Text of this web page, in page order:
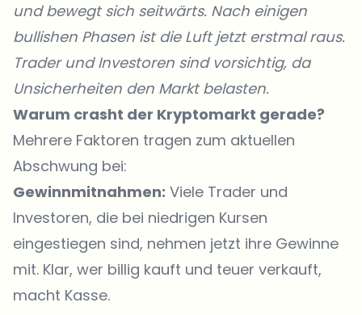
und bewegt sich seitwärts. Nach einigen
bullishen Phasen ist die Luft jetzt erstmal raus.
Trader und Investoren sind vorsichtig, da
Unsicherheiten den Markt belasten.
Warum crasht der Kryptomarkt gerade?
Mehrere Faktoren tragen zum aktuellen
Abschwung bei:
Gewinnmitnahmen: Viele Trader und
Investoren, die bei niedrigen Kursen
eingestiegen sind, nehmen jetzt ihre Gewinne
mit. Klar, wer billig kauft und teuer verkauft,
macht Kasse.